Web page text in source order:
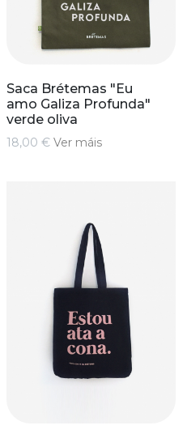
Saca Brétemas "Eu
amo Galiza Profunda"
verde oliva
18,00 € Ver máis